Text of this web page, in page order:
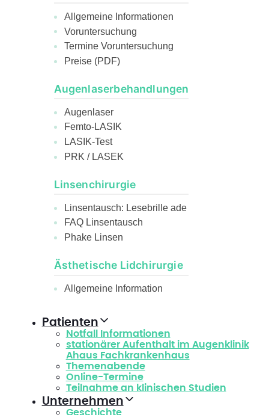
Allgemeine Informationen
Voruntersuchung
Termine Voruntersuchung
Preise (PDF)
Augenlaserbehandlungen
Augenlaser
Femto-LASIK
LASIK-Test
PRK / LASEK
Linsenchirurgie
Linsentausch: Lesebrille ade
FAQ Linsentausch
Phake Linsen
Ästhetische Lidchirurgie
Allgemeine Information
Patienten
Notfall Informationen
stationärer Aufenthalt im Augenklinik
Ahaus Fachkrankenhaus
Themenabende
Online-Termine
Teilnahme an klinischen Studien
Unternehmen
Geschichte